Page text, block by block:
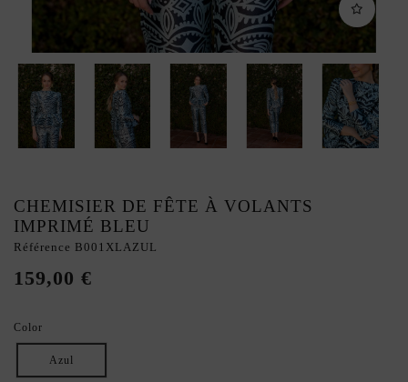
CHEMISIER DE FÊTE À VOLANTS
IMPRIMÉ BLEU
Référence B001XLAZUL
159,00 €
Color
Azul